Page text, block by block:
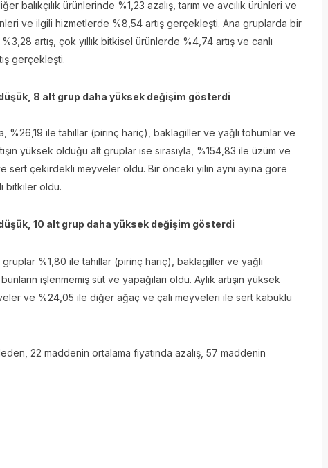
balıkçılık ürünlerinde %1,23 azalış, tarım ve avcılık ürünleri ve
ve ilgili hizmetlerde %8,54 artış gerçekleşti. Ana gruplarda bir
artış, çok yıllık bitkisel ürünlerde %4,74 artış ve canlı
gerçekleşti.
düşük, 8 alt grup daha yüksek değişim gösterdi
%26,19 ile tahıllar (pirinç hariç), baklagiller ve yağlı tohumlar ve
yüksek olduğu alt gruplar ise sırasıyla, %154,83 ile üzüm ve
çekirdekli meyveler oldu. Bir önceki yılın aynı ayına göre
bitkiler oldu.
10 alt grup daha yüksek değişim gösterdi
%1,80 ile tahıllar (pirinç hariç), baklagiller ve yağlı
işlenmemiş süt ve yapağıları oldu. Aylık artışın yüksek
ve %24,05 ile diğer ağaç ve çalı meyveleri ile sert kabuklu
22 maddenin ortalama fiyatında azalış, 57 maddenin